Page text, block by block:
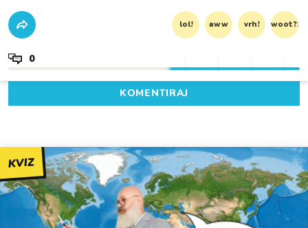
lol! aww vrh! woot?!
0
KOMENTIRAJ
KVIZ